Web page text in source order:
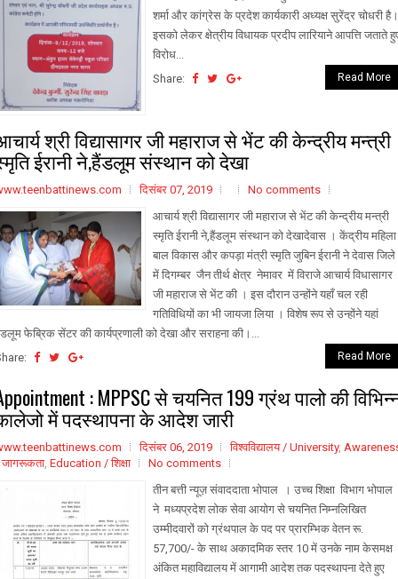
शर्मा और कांग्रेस के प्रदेश कार्यकारी अध्यक्ष सुरेंद्र चोधरी है।
इसको लेकर क्षेत्रीय विधायक प्रदीप लारियाने आपत्ति जताते
विरोध...
Share:
Read More
श्री विद्यासागर जी महाराज से भेंट की केन्द्रीय मन्त्री
ईरानी ने,हैंडलूम संस्थान को देखा
दिसंबर 07, 2019
No comments
आचार्य श्री विद्यासागर जी महाराज से भेंट की केन्द्रीय मन्त्री
स्मृति ईरानी ने,हैंडलूम संस्थान को देखादेवास । केंद्रीय महिला
बाल विकास और कपड़ा मंत्री स्मृति जुबिन ईरानी ने देवास जिले
में दिगम्बर जैन तीर्थ क्षेत्र नेमावर में विराजे आचार्य विधासागर
जी महाराज से भेंट की । इस दौरान उन्होंने यहाँ चल रही
गतिविधियों का भी जायजा लिया । विशेष रूप से उन्होंने यहां
फेब्रिक सेंटर की कार्यप्रणाली को देखा और सराहना की।...
Read More
: MPPSC से चयनित 199 ग्रंथ पालो की
में पदस्थापना के आदेश जारी
दिसंबर 06, 2019 विश्वविद्यालय / University,
Education / शिक्षा
No comments
तीन बत्ती न्यूज़ संवाददाता भोपाल । उच्च शिक्षा विभाग भोपाल
ने मध्यप्रदेश लोक सेवा आयोग से चयनित निम्नलिखित
उम्मीदवारों को ग्रंथपाल के पद पर प्रारम्भिक वेतन रू.
57,700/- के साथ अकादमिक स्तर 10 में उनके नाम केसमक्ष
अंकित महाविद्यालय में आगामी आदेश तक पदस्थापना देते हुए